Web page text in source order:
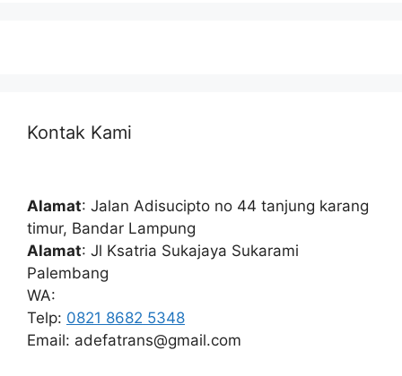
Kontak Kami
Alamat: Jalan Adisucipto no 44 tanjung karang
timur, Bandar Lampung
Alamat: Jl Ksatria Sukajaya Sukarami
Palembang
WA:
Telp: 0821 8682 5348
Email: adefatrans@gmail.com